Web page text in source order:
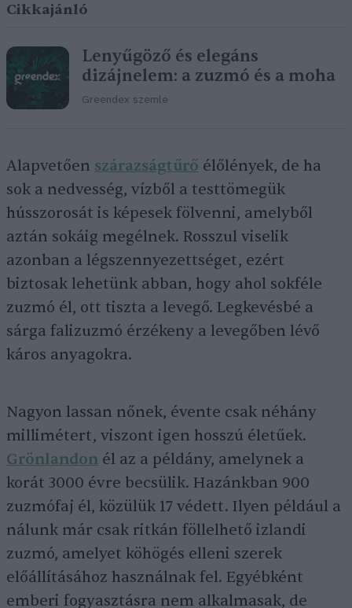
Cikkajánló
Lenyűgöző és elegáns
dizájnelem: a zuzmó és a moha
Greendex szemle
Alapvetően szárazságtűrő élőlények, de ha
sok a nedvesség, vízből a testtömegük
hússzorosát is képesek fölvenni, amelyből
aztán sokáig megélnek. Rosszul viselik
azonban a légszennyezettséget, ezért
biztosak lehetünk abban, hogy ahol sokféle
zuzmó él, ott tiszta a levegő. Legkevésbé a
sárga falizuzmó érzékeny a levegőben lévő
káros anyagokra.
Nagyon lassan nőnek, évente csak néhány
millimétert, viszont igen hosszú életűek.
Grönlandon él az a példány, amelynek a
korát 3000 évre becsülik. Hazánkban 900
zuzmófaj él, közülük 17 védett. Ilyen például a
nálunk már csak ritkán föllelhető izlandi
zuzmó, amelyet köhögés elleni szerek
előállításához használnak fel. Egyébként
emberi fogyasztásra nem alkalmasak, de